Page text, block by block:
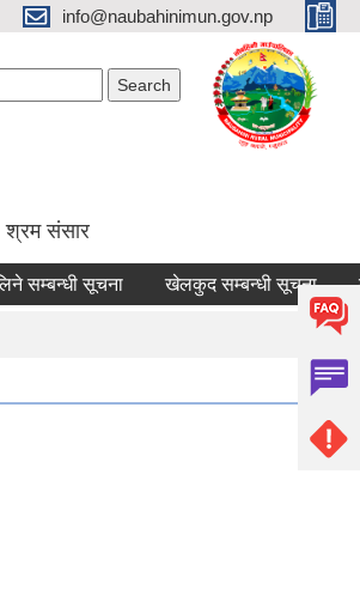
info@naubahinimun.gov.np
श्रम संसार
सूचना खेलकुद सम्बन्धी सूचना